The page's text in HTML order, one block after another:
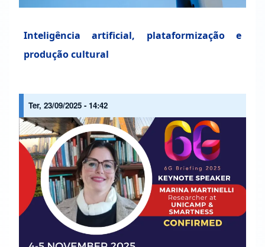
Inteligência artificial, plataformização e
produção cultural
Ter, 23/09/2025 - 14:42